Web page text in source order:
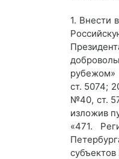
1. Внести
рубежом»
ст. 5074;
№40, ст.
изложив
«471.